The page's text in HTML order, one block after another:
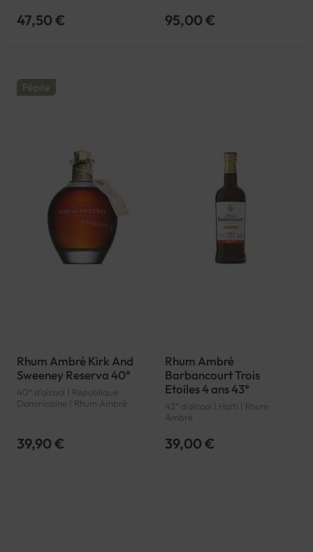
47,50 € 95,00 €
Pépite
Rhum Ambré Kirk And
Sweeney Reserva 40°
40° d'alcool | République
Dominicaine | Rhum Ambré
39,90 €
Rhum Ambré
Barbancourt Trois
Etoiles 4 ans 43°
43° d'alcool | Haïti | Rhum
Ambré
39,00 €